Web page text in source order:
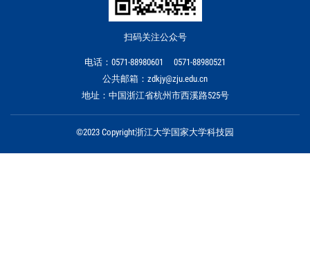
扫码关注公众号
电话：0571-88980601 0571-88980521
公共邮箱：zdkjy@zju.edu.cn
地址：中国浙江省杭州市西溪路525号
©2023 Copyright浙江大学国家大学科技园